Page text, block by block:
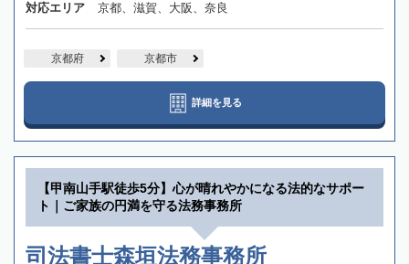
対応エリア 京都、滋賀、大阪、奈良
京都府 京都市
詳細を見る
【甲南山手駅徒歩5分】心が晴れやかになる法的なサポー
ト｜ご家族の円満を守る法務事務所
司法書士森垣法務事務所